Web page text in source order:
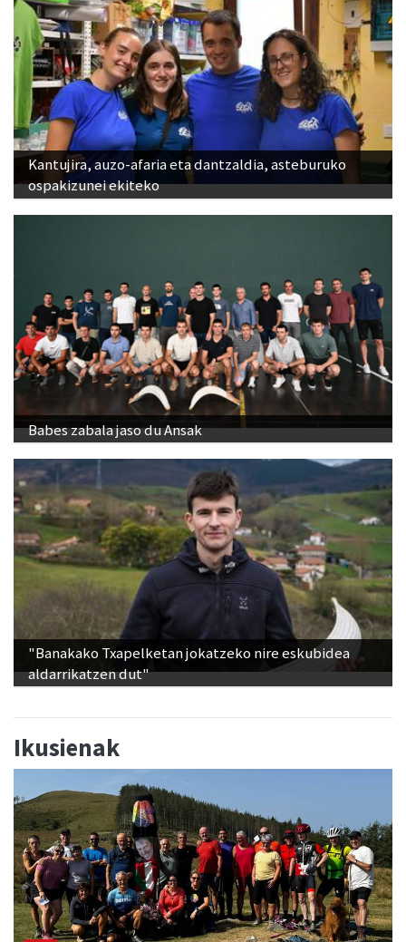
Kantujira, auzo-afaria eta dantzaldia, asteburuko
ospakizunei ekiteko
Babes zabala jaso du Ansak
"Banakako Txapelketan jokatzeko nire eskubidea
aldarrikatzen dut"
Ikusienak